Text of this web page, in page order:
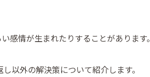
感情が生まれたりすることがあります。
以外の解決策について紹介します。